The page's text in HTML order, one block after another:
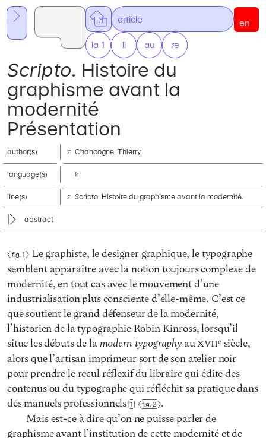
la 1 lines
article
au thorsre sources
en
Scripto. Histoire du
graphisme avant la
modernité
Présentation
author(s) Chancogne, Thierry
language(s) fr
line(s) Scripto. Histoire du graphisme avant la modernité.
abstract
Fig. 1
Le graphiste, le designer graphique, le typographe
semblent apparaître avec la notion toujours complexe de
modernité, en tout cas avec le mouvement d’une
industrialisation plus consciente d’elle-même. C’est ce
que soutient le grand défenseur de la modernité,
l’historien de la typographie Robin Kinross, lorsqu’il
situe les débuts de la modern typography auxviiesiècle,
alors que l’artisan imprimeur sort de son atelier noir
pour prendre le recul réflexif du libraire qui édite des
contenus ou du typographe qui réfléchit sa pratique dans
des manuels professionnels 1 Fig. 2
.
Mais est-ce à dire qu’on ne puisse parler de
graphisme avant l’institution de cette modernité et de